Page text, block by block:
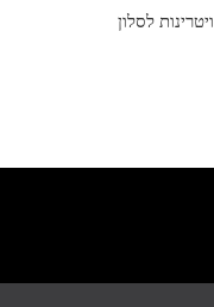
ויטרינות לסלון